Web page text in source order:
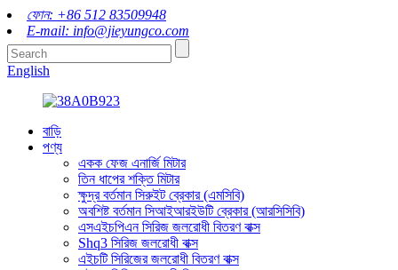
ফোন: +86 512 83509948
E-mail: info@jieyungco.com
English
বাড়ি
পণ্য
একক ফেজ এনার্জি মিটার
তিন ধাপের শক্তি মিটার
ক্ষুদ্র বর্তমান সিরুইট ব্রেকার (এমসিবি)
অবশিষ্ট বর্তমান সিআইআরইউটি ব্রেকার (আরসিসিবি)
এসএইচপিএন সিরিজ জলরোধী বিতরণ বাক্স
Shq3 সিরিজ জলরোধী বাক্স
এইচটি সিরিজের জলরোধী বিতরণ বাক্স